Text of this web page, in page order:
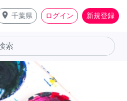
place 千葉県 ログイン 新規登録